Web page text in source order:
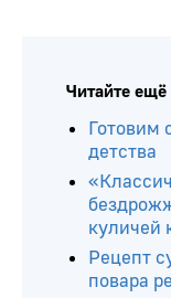
Читайте ещё
Готовим
детства
куличей
Рецепт
повара